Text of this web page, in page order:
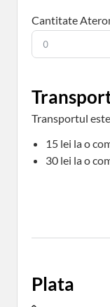
Cantitate
Transportul
15 lei la o
30 lei la o
Plata